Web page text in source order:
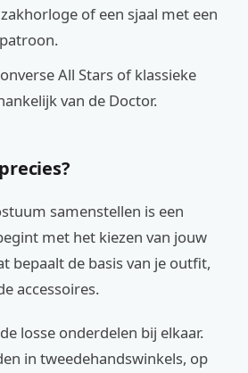
of een sjaal met een
All Stars of klassieke
van de Doctor.
samenstellen is een
met het kiezen van jouw
bepaalt de basis van je outfit,
accessoires.
losse onderdelen bij elkaar.
in tweedehandswinkels, op